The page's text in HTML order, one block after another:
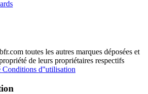
toutes les autres marques déposées et
de leurs propriétaires respectifs
Conditions d''utilisation